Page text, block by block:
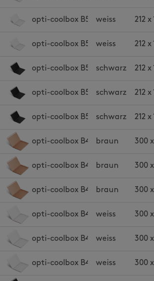
opti-coolbox B5w light
weiss 212
opti-coolbox B5wweiss 212 x
opti-coolbox B5s slimschwarz 212
opti-coolbox B5s light
schwarz 212
opti-coolbox B5s schwarz 212 x
opti-coolbox B4 slimbraun 300
opti-coolbox B4 lightbraun 300
opti-coolbox B4 braun 300
opti-coolbox B4w slim
weiss 300
opti-coolbox B4w light
weiss 300
opti-coolbox B4wweiss 300